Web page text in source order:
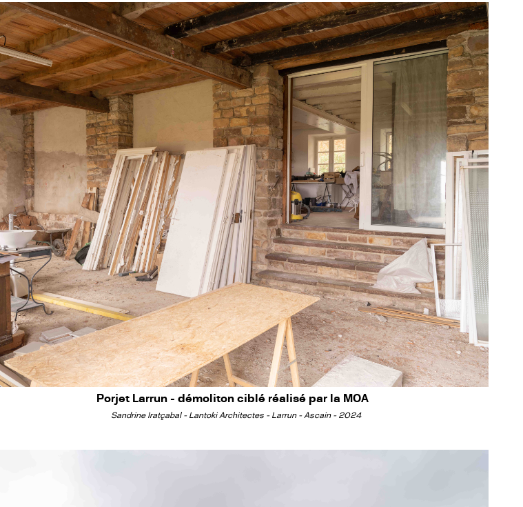
Porjet Larrun - démoliton ciblé réalisé par la MOA
Sandrine Iratçabal - Lantoki Architectes - Larrun - Ascain - 2024